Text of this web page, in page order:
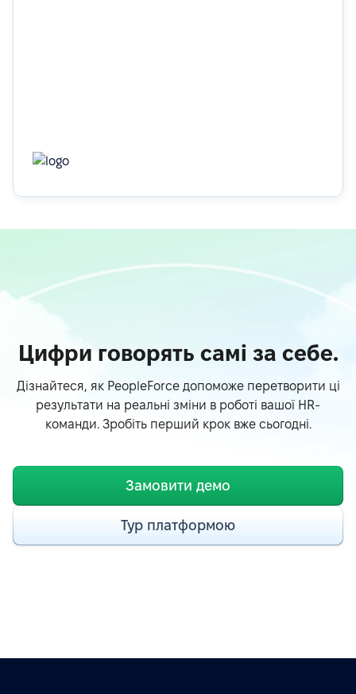
Цифри говорять самі за себе.
Дізнайтеся, як PeopleForce допоможе перетворити ці
результати на реальні зміни в роботі вашої HR-
команди. Зробіть перший крок вже сьогодні.
Замовити демо
Тур платформою